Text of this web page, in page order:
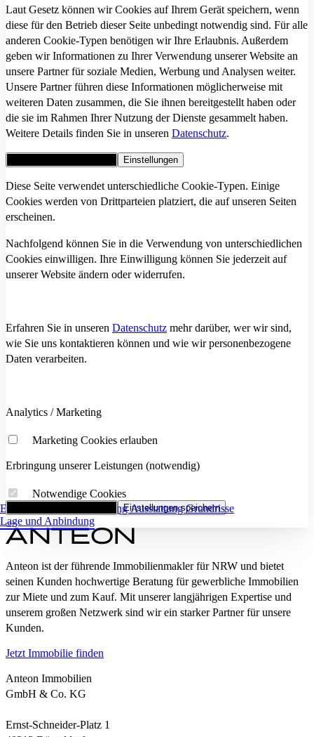
Eckdaten FlächenaufstellungAusstattungGrundrisse
Lage und Anbindung
Laut Gesetz können wir Cookies auf Ihrem Gerät speichern, wenn
diese für den Betrieb dieser Seite unbedingt notwendig sind. Für alle
anderen Cookie-Typen benötigen wir Ihre Erlaubnis. Außerdem
geben wir Informationen zu Ihrer Verwendung unserer Website an
unsere Partner für soziale Medien, Werbung und Analysen weiter.
Unsere Partner führen diese Informationen möglicherweise mit
weiteren Daten zusammen, die Sie ihnen bereitgestellt haben oder
die sie im Rahmen Ihrer Nutzung der Dienste gesammelt haben.
Weitere Details finden Sie in unseren Datenschutz.
Einstellungen
Diese Seite verwendet unterschiedliche Cookie-Typen. Einige
Cookies werden von Drittparteien platziert, die auf unseren Seiten
erscheinen.
Nachfolgend können Sie in die Verwendung von unterschiedlichen
Cookies einwilligen. Ihre Einwilligung können Sie jederzeit auf
unserer Website ändern oder widerrufen.
Erfahren Sie in unseren Datenschutz mehr darüber, wer wir sind,
wie Sie uns kontaktieren können und wie wir personenbezogene
Daten verarbeiten.
Analytics / Marketing
Marketing Cookies erlauben
Erbringung unserer Leistungen (notwendig)
Notwendige Cookies
Einstellungen speichern
Anteon ist der führende Immobilienmakler für NRW und bietet
seinen Kunden hochwertige Beratung für gewerbliche Immobilien
zur Miete und zum Kauf. Mit unserer langjährigen Expertise und
unserem großen Netzwerk sind wir ein starker Partner für unsere
Kunden.
Jetzt Immobilie finden
Anteon Immobilien
GmbH & Co. KG
Ernst-Schneider-Platz 1